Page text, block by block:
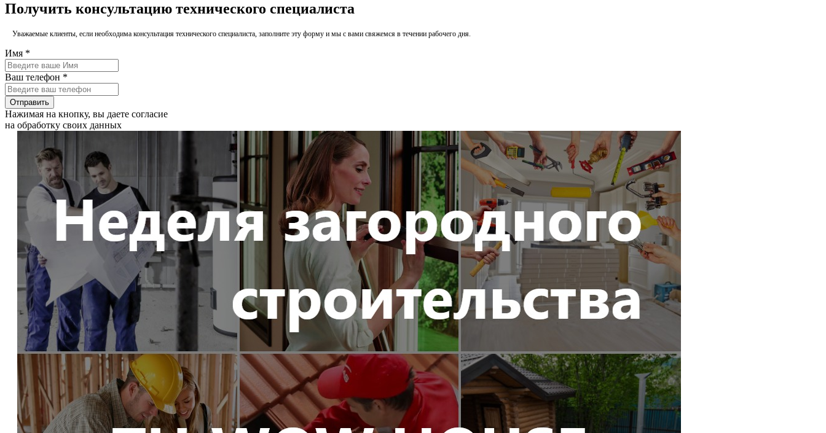
Получить консультацию технического специалиста
Уважаемые клиенты, если необходима консультация технического специалиста, заполните эту форму и мы с вами свяжемся в течении рабочего дня.
Имя *
Ваш телефон *
Отправить
Нажимая на кнопку, вы даете согласие
на обработку своих данных